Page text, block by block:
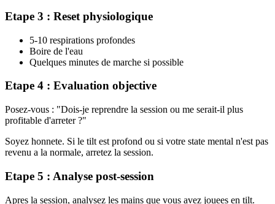
Etape 3 : Reset physiologique
5-10 respirations profondes
Boire de l'eau
Quelques minutes de marche si possible
Etape 4 : Evaluation objective
Posez-vous : "Dois-je reprendre la session ou me serait-il plus
profitable d'arreter ?"
Soyez honnete. Si le tilt est profond ou si votre state mental n'est pas
revenu a la normale, arretez la session.
Etape 5 : Analyse post-session
Apres la session, analysez les mains que vous avez jouees en tilt.